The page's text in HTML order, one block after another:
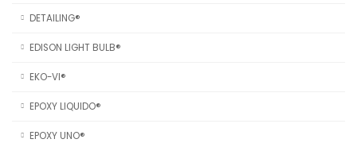
DETAILING®
EDISON LIGHT BULB®
EKO-VI®
EPOXY LIQUIDO®
EPOXY UNO®